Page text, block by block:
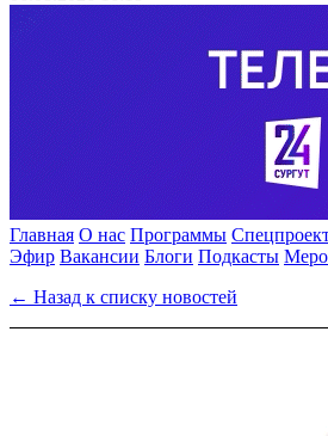
Главная О нас Программы
Эфир Вакансии Блоги Подкасты
← Назад к списку новостей